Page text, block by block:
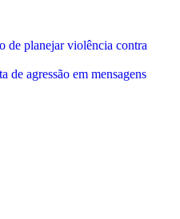
de planejar violência contra
de agressão em mensagens